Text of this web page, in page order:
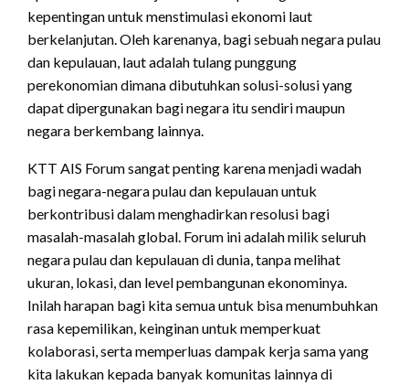
kepentingan untuk menstimulasi ekonomi laut
berkelanjutan. Oleh karenanya, bagi sebuah negara pulau
dan kepulauan, laut adalah tulang punggung
perekonomian dimana dibutuhkan solusi-solusi yang
dapat dipergunakan bagi negara itu sendiri maupun
negara berkembang lainnya.
KTT AIS Forum sangat penting karena menjadi wadah
bagi negara-negara pulau dan kepulauan untuk
berkontribusi dalam menghadirkan resolusi bagi
masalah-masalah global. Forum ini adalah milik seluruh
negara pulau dan kepulauan di dunia, tanpa melihat
ukuran, lokasi, dan level pembangunan ekonominya.
Inilah harapan bagi kita semua untuk bisa menumbuhkan
rasa kepemilikan, keinginan untuk memperkuat
kolaborasi, serta memperluas dampak kerja sama yang
kita lakukan kepada banyak komunitas lainnya di